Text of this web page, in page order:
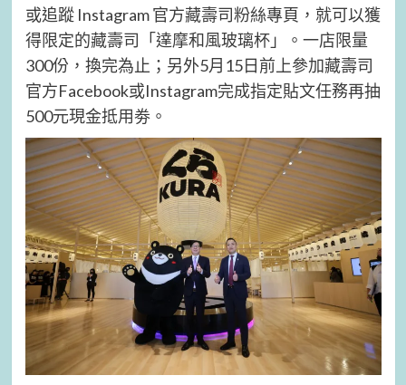
或追蹤 Instagram 官方藏壽司粉絲專頁，就可以獲
得限定的藏壽司「達摩和風玻璃杯」。一店限量
300份，換完為止；另外5月15日前上參加藏壽司
官方Facebook或Instagram完成指定貼文任務再抽
500元現金抵用劵。